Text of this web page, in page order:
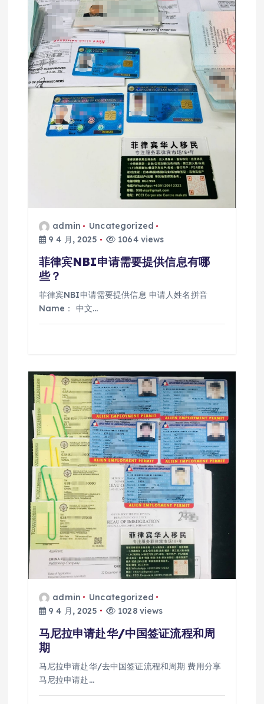
admin
Uncategorized
9 4 月, 2025
1064 views
菲律宾NBI申请需要提供信息有哪
些？
菲律宾NBI申请需要提供信息 申请人姓名拼音
Name： 中文…
admin
Uncategorized
9 4 月, 2025
1028 views
马尼拉申请赴华/中国签证流程和周
期
马尼拉申请赴华/去中国签证流程和周期 费用分享
马尼拉申请赴…